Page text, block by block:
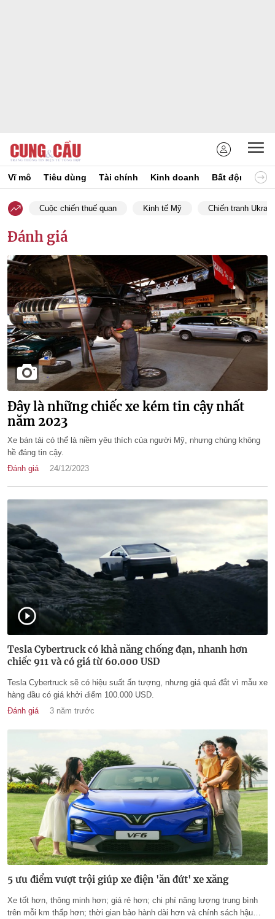
Vĩ mô Tiêu dùng Tài chính Kinh doanh Bất động sản
Cuộc chiến thuế quan Kinh tế Mỹ Chiến tranh
Đánh giá
Đây là những chiếc xe kém tin cậy nhất
năm 2023
Xe bán tải có thể là niềm yêu thích của người Mỹ, nhưng chúng không
hề đáng tin cậy.
Đánh giá
24/12/2023
Tesla Cybertruck có khả năng chống đạn, nhanh hơn
chiếc 911 và có giá từ 60.000 USD
Tesla Cybertruck sẽ có hiệu suất ấn tượng, nhưng giá quá đắt vì mẫu xe
hàng đầu có giá khởi điểm 100.000 USD.
Đánh giá
3 năm trước
5 ưu điểm vượt trội giúp xe điện 'ăn đứt' xe xăng
Xe tốt hơn, thông minh hơn; giá rẻ hơn; chi phí năng lượng trung bình
trên mỗi km thấp hơn; thời gian bảo hành dài hơn và chính sách hậu